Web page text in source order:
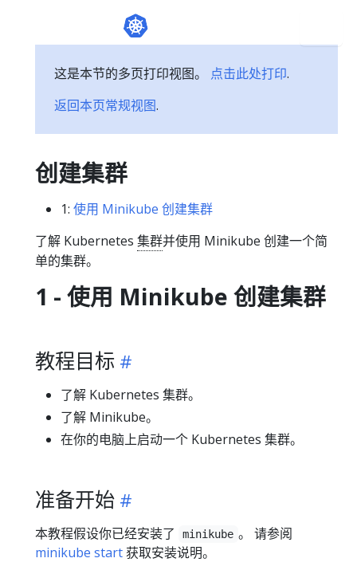
这是本节的多页打印视图。 点击此处打印.
返回本页常规视图.
创建集群
1: 使用 Minikube 创建集群
了解 Kubernetes 集群并使用 Minikube 创建一个简
单的集群。
1 - 使用 Minikube 创建集群
教程目标
了解 Kubernetes 集群。
了解 Minikube。
在你的电脑上启动一个 Kubernetes 集群。
准备开始
本教程假设你已经安装了 minikube 。 请参阅
minikube start获取安装说明。